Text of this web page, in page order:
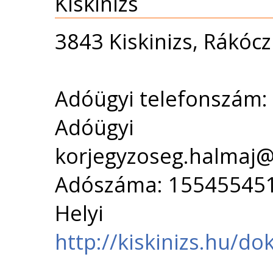
3843 Kiskinizs,
Adóügyi
Adóügyi
Adószáma:
Helyi
http://kiskinizs.hu/